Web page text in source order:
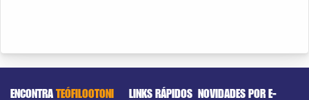
ENCONTRATEÓFILOOTONI LINKS RÁPIDOS NOVIDADES POR E-